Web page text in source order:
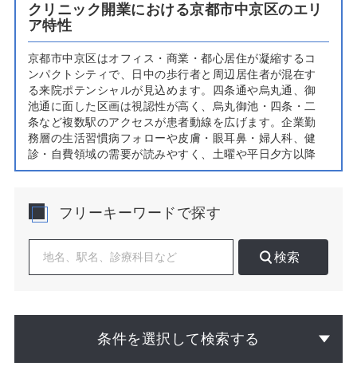
クリニック開業における京都市中京区のエリ
ア特性
京都市中京区はオフィス・商業・都心居住が凝縮するコ
ンパクトシティで、日中の歩行者と周辺居住者が混在す
る来院ポテンシャルが見込めます。四条通や烏丸通、御
池通に面した区画は視認性が高く、烏丸御池・四条・二
条など複数駅のアクセスが患者動線を広げます。企業勤
務層の生活習慣病フォローや皮膚・眼耳鼻・婦人科、健
診・自費領域の需要が読みやすく、土曜や平日夕方以降
の外来設定が有効です。既存クリニックの集積は高め
ります。
身〜共働き世帯の比率の高さです。昼は就業者・学校区
分、夕方以降は周辺マンションからの受診が増える傾向
賃料水準が高めで共益費も加味が必要。上階区画は1階サ
イン計画とEV・バリアフリー、駐輪場確保が収益に直結
フリーキーワードで探す
検索
条件を選択して検索する